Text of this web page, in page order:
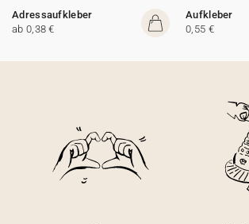
Adressaufkleber
ab 0,38 €
Aufkleber
0,55 €